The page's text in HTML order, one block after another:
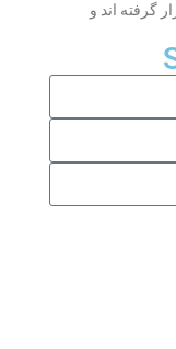
گرفته اند و